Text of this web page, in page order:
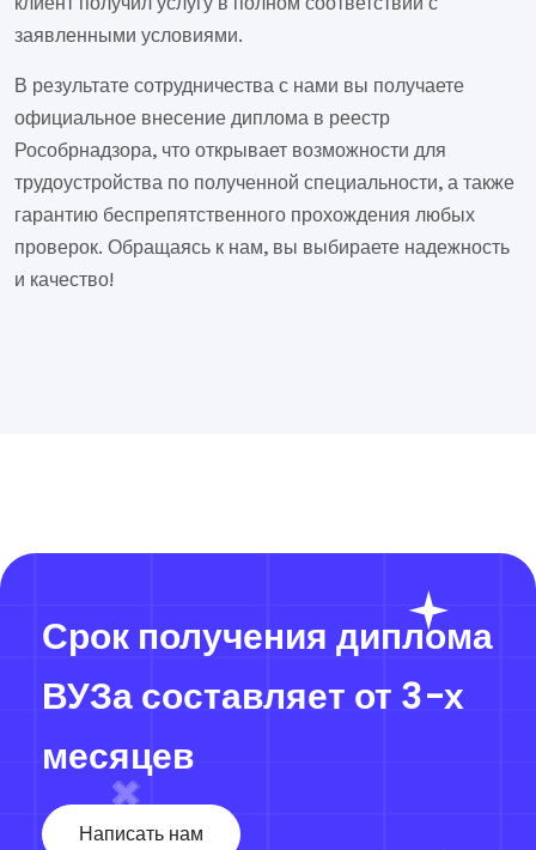
заявленными условиями.
В результате сотрудничества с нами вы получаете
официальное внесение диплома в реестр
Рособрнадзора, что открывает возможности для
трудоустройства по полученной специальности, а также
гарантию беспрепятственного прохождения любых
проверок. Обращаясь к нам, вы выбираете надежность
и качество!
Срок получения диплома
ВУЗа составляет от 3-х
месяцев
Написать нам